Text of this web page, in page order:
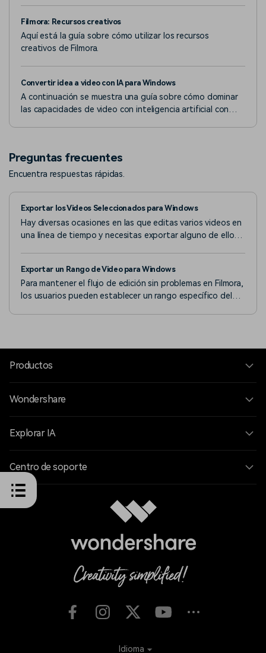
Filmora: Recursos creativos
Aquí está la guía sobre cómo utilizar los recursos
creativos de Filmora.
Convertir idea a video con IA para Windows
A continuación se muestra una guía sobre cómo dominar
las capacidades de video con inteligencia artificial con
Preguntas frecuentes
Encuentra respuestas rápidas.
Exportar los Videos Seleccionados para Windows
Hay diversas ocasiones en las que editas varios videos en
una línea de tiempo y necesitas exportar alguno de ellos,
Exportar un Rango de Video para Windows
Para mantener el flujo de edición sin problemas en Filmora,
los usuarios pueden establecer un rango específico del
Productos
Wondershare
Explorar IA
Centro de soporte
Idioma